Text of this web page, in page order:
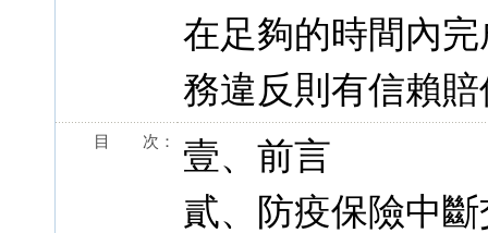
在足夠的時間內
務違反則有信賴
目 次：
壹、前言
貳、防疫保險中